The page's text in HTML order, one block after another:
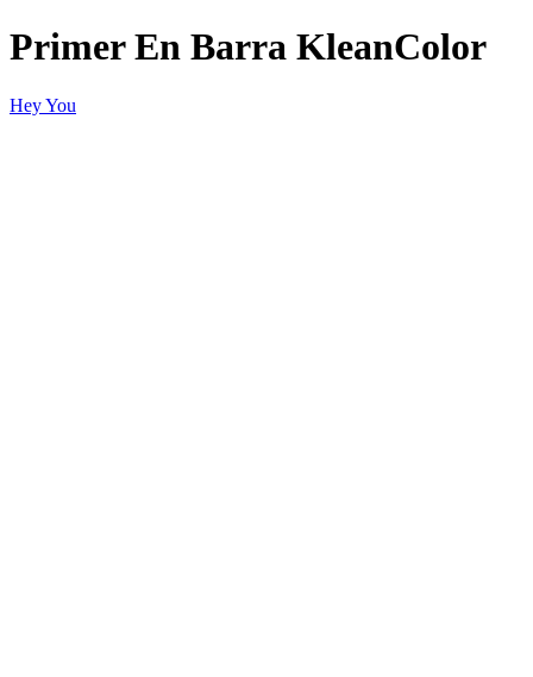
Primer En Barra KleanColor
Hey You